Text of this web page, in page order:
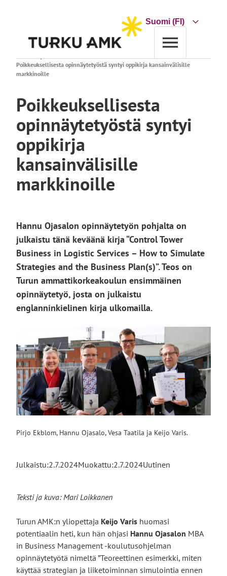
Choose
Poikkeuksellisesta opinnäytetyöstä syntyi oppikirja kansainvälisille
markkinoille
Poikkeuksellisesta
opinnäytetyöstä syntyi
oppikirja
kansainvälisille
markkinoille
Hannu Ojasalon opinnäytetyön pohjalta on
julkaistu tänä keväänä kirja “Control Tower
Business in Logistic Services – How to Simulate
Strategies and the Business Plan(s)”. Teos on
Turun ammattikorkeakoulun ensimmäinen
opinnäytetyö, josta on julkaistu
englanninkielinen kirja ulkomailla.
Pirjo Ekblom, Hannu Ojasalo, Vesa Taatila ja Keijo Varis.
Julkaistu:2.7.2024Muokattu:2.7.2024Uutinen
Teksti ja kuva: Mari Loikkanen
Turun AMK:n yliopettaja Keijo Varis huomasi
potentiaalin heti, kun hän ohjasi Hannu Ojasalon MBA
in Business Management -koulutusohjelman
opinnäytetyötä nimeltä ”Teoreettinen esimerkki, miten
käyttää strategian ja liiketoiminnan simulointia ennen